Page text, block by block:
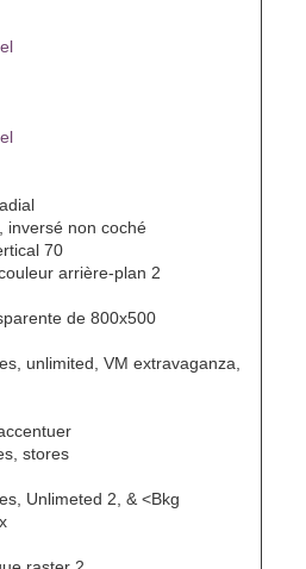
inversé non coché
70
arrière-plan 2
de 800x500
unlimited, VM extravaganza,
stores
Unlimeted 2, & <Bkg